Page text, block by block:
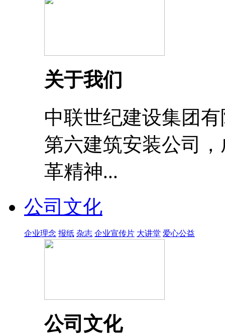
关于我们
中联世纪建设集团
第六建筑安装公司
革精神...
公司文化
企业理念 报纸 杂志 企业宣传片 大讲堂 爱心公益
公司文化